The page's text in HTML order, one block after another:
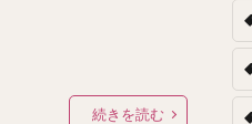
続きを読む